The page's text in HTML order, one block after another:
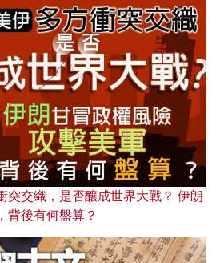
突交織，是否釀成世界大戰？ 伊朗
背後有何盤算？